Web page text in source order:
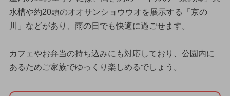
水槽や約20頭のオオサンショウウオを展示する「京の
川」などがあり、雨の日でも快適に過ごせます。
カフェやお弁当の持ち込みにも対応しており、公園内に
あるためご家族でゆっくり楽しめるでしょう。